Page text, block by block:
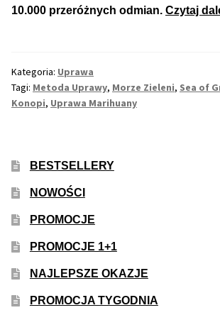
Inne Akcesoria
Blog
PROMOCJA 500 Plus
10.000 przeróżnych odmian. Czytaj
Kategoria: Uprawa
Tagi: Metoda Uprawy, Morze Zieleni, Sea of
Konopi, Uprawa Marihuany
BESTSELLERY
NOWOŚCI
PROMOCJE
PROMOCJE 1+1
NAJLEPSZE OKAZJE
PROMOCJA TYGODNIA